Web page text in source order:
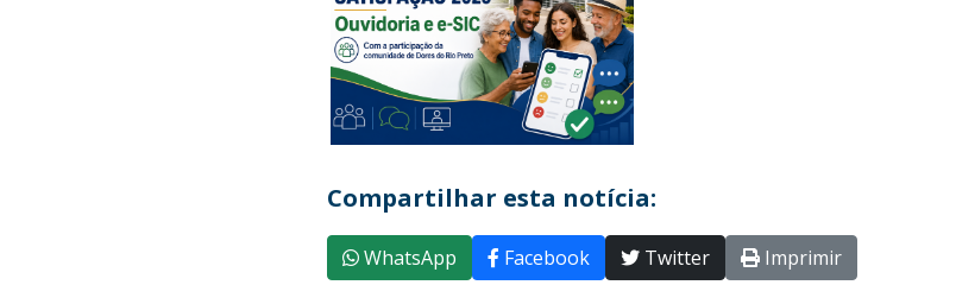
Compartilhar esta notícia:
WhatsApp Facebook Twitter Imprimir